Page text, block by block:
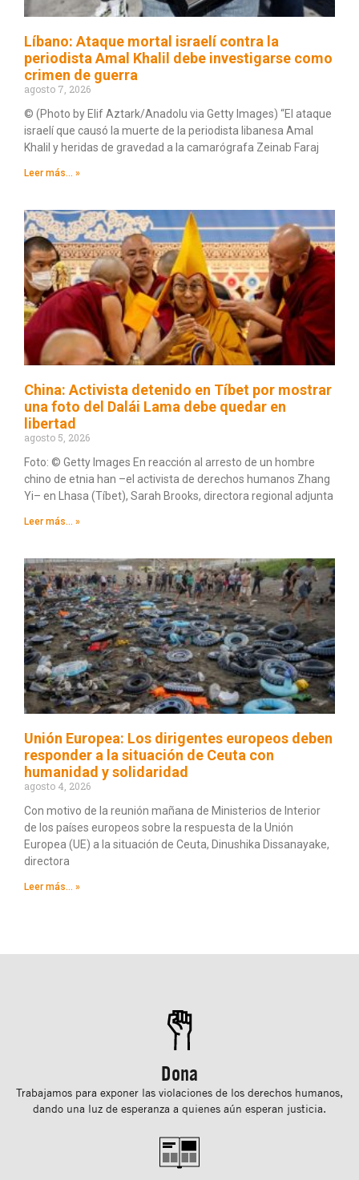
Líbano: Ataque mortal israelí contra la
periodista Amal Khalil debe investigarse como
crimen de guerra
agosto 7, 2026
© (Photo by Elif Aztark/Anadolu via Getty Images) “El ataque
israelí que causó la muerte de la periodista libanesa Amal
Khalil y heridas de gravedad a la camarógrafa Zeinab Faraj
Leer más... »
China: Activista detenido en Tíbet por mostrar
una foto del Dalái Lama debe quedar en
libertad
agosto 5, 2026
Foto: © Getty Images En reacción al arresto de un hombre
chino de etnia han –el activista de derechos humanos Zhang
Yi– en Lhasa (Tíbet), Sarah Brooks, directora regional adjunta
Leer más... »
Unión Europea: Los dirigentes europeos deben
responder a la situación de Ceuta con
humanidad y solidaridad
agosto 4, 2026
Con motivo de la reunión mañana de Ministerios de Interior
de los países europeos sobre la respuesta de la Unión
Europea (UE) a la situación de Ceuta, Dinushika Dissanayake,
directora
Leer más... »
Dona
Trabajamos para exponer las violaciones de los derechos humanos,
dando una luz de esperanza a quienes aún esperan justicia.